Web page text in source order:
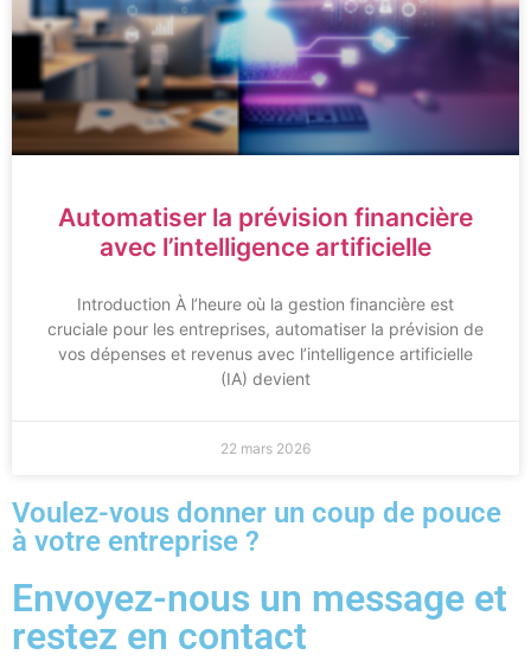
Automatiser la prévision financière
avec l’intelligence artificielle
Introduction À l’heure où la gestion financière est
cruciale pour les entreprises, automatiser la prévision de
vos dépenses et revenus avec l’intelligence artificielle
(IA) devient
22 mars 2026
Voulez-vous donner un coup de pouce
à votre entreprise ?
Envoyez-nous un message et
restez en contact